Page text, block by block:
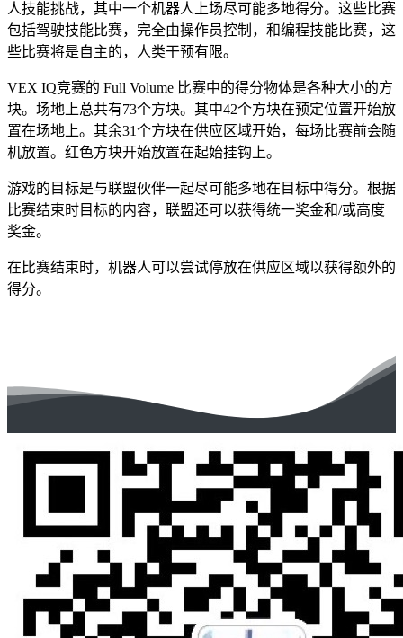
人技能挑战，其中一个机器人上场尽可能多地得分。这些比赛
包括驾驶技能比赛，完全由操作员控制，和编程技能比赛，这
些比赛将是自主的，人类干预有限。
VEX IQ竞赛的 Full Volume 比赛中的得分物体是各种大小的方
块。场地上总共有73个方块。其中42个方块在预定位置开始放
置在场地上。其余31个方块在供应区域开始，每场比赛前会随
机放置。红色方块开始放置在起始挂钩上。
游戏的目标是与联盟伙伴一起尽可能多地在目标中得分。根据
比赛结束时目标的内容，联盟还可以获得统一奖金和/或高度
奖金。
在比赛结束时，机器人可以尝试停放在供应区域以获得额外的
得分。